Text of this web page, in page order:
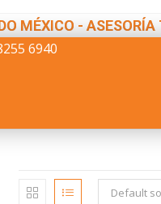
MÉXICO -
6940
Default